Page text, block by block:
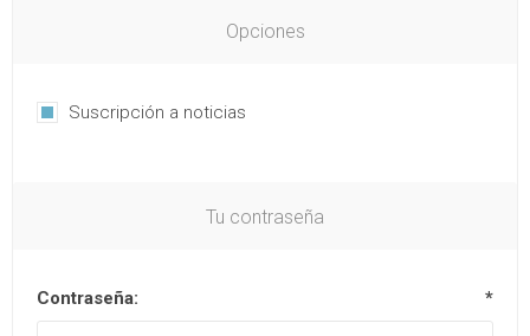
Opciones
Suscripción a noticias
Tu contraseña
Contraseña: *